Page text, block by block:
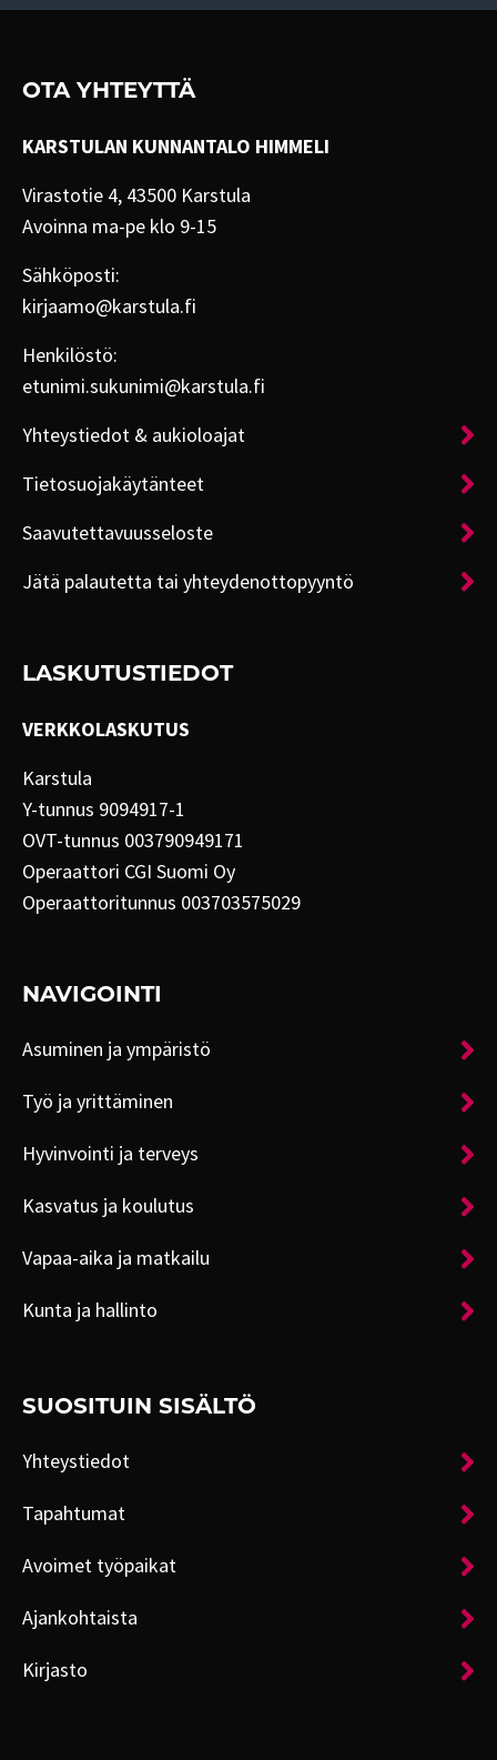
OTA YHTEYTTÄ
KARSTULAN KUNNANTALO HIMMELI
Virastotie 4, 43500 Karstula
Avoinna ma-pe klo 9-15
Sähköposti:
kirjaamo@karstula.fi
Henkilöstö:
etunimi.sukunimi@karstula.fi
Yhteystiedot & aukioloajat
Tietosuojakäytänteet
Saavutettavuusseloste
Jätä palautetta tai yhteydenottopyyntö
LASKUTUSTIEDOT
VERKKOLASKUTUS
Karstula
Y-tunnus 9094917-1
OVT-tunnus 003790949171
Operaattori CGI Suomi Oy
Operaattoritunnus 003703575029
NAVIGOINTI
Asuminen ja ympäristö
Työ ja yrittäminen
Hyvinvointi ja terveys
Kasvatus ja koulutus
Vapaa-aika ja matkailu
Kunta ja hallinto
SUOSITUIN SISÄLTÖ
Yhteystiedot
Tapahtumat
Avoimet työpaikat
Ajankohtaista
Kirjasto